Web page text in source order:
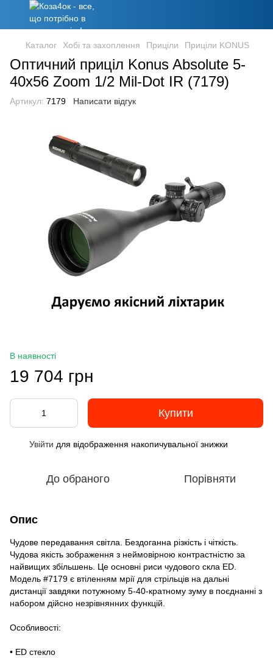
Каталог Хобі та захоплення Приціли Приціли KONUS
Оптичний приціл Konus Absolute 5-
40x56 Zoom 1/2 Mil-Dot IR (7179)
Артикул: 7179 Написати відгук
В наявності
19 704 грн
Купити
Увійти для відображення накопичувальної знижки
До обраного Порівняти
Опис
Чудове передавання світла. Бездоганна різкість і чіткість.
Чудова якість зображення з неймовірною контрастністю за
найвищих збільшень. Це основні риси чудового скла ED.
Модель #7179 є втіленням мрії для стрільців на дальні
дистанції завдяки потужному 5-40-кратному зуму в поєднанні з
набором дійсно незрівнянних функцій.
Особливості:
• ED стекло